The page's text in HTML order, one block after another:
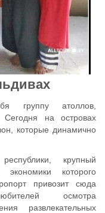
группу атоллов,
на островах
которые динамично
крупный
которого
привозит сюда
осмотра
развлекательных